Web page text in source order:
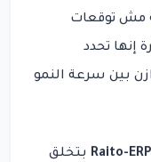
مش توقعات
إنها تحدد
بين سرعة النمو
بتخلق